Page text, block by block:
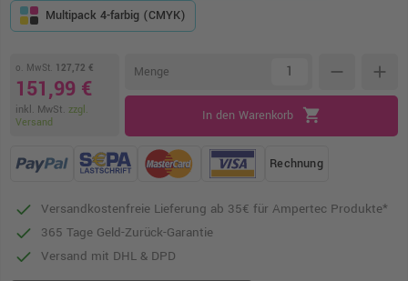
Multipack 4-farbig (CMYK)
o. MwSt. 127,72 €
151,99 €
inkl. MwSt. zzgl.
Versand
Menge remove add
In den Warenkorb shopping_cart
Rechnung
Versandkostenfreie Lieferung ab 35€ für Ampertec Produkte*
365 Tage Geld-Zurück-Garantie
Versand mit DHL & DPD